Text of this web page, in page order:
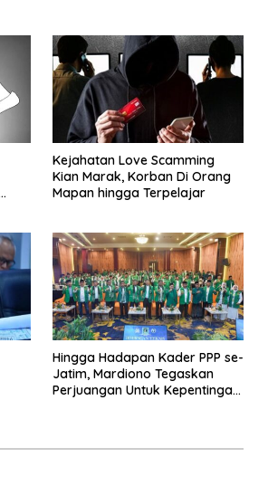
Kejahatan Love Scamming
Kian Marak, Korban Di Orang
Mapan hingga Terpelajar
Hingga Hadapan Kader PPP se-
Jatim, Mardiono Tegaskan
Perjuangan Untuk Kepentingan